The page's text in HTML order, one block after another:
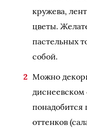
кружева,
цветы.
пастельных
собой.
Можно
диснеевском
понадобится
оттенков